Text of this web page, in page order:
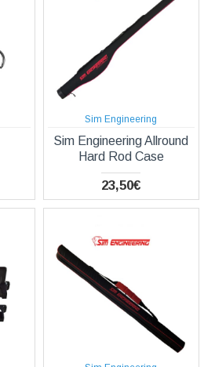
Sim Engineering
Sim Engineering Allround
Hard Rod Case
23,50€